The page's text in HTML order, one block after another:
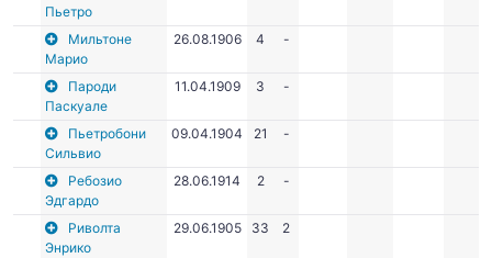
Пьетро
Мильтоне
Марио
26.08.1906 4 -
Пароди
Паскуале
11.04.1909 3 -
Пьетробони
Сильвио
09.04.1904 21 -
Ребозио
Эдгардо
28.06.1914 2 -
Риволта
Энрико
29.06.1905 33 2